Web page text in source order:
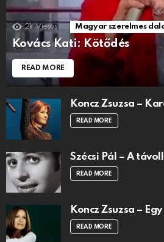
2k Views Magyar szerelmes
Kovács Kati: Kötődés
READ MORE
Koncz Zsuzsa –
READ MORE
Szécsi Pál – A
READ MORE
Koncz Zsuzsa –
READ MORE